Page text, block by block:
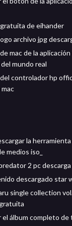
de eihander
archivo jpg
mac de la
mundo real
controlador hp
la
medios iso_
2 pc
descargado star
single collection
el álbum completo de